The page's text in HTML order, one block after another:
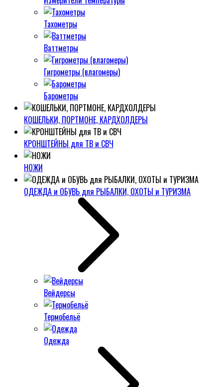
Тахометры
Ваттметры
Гигрометры (влагомеры)
Барометры
КОШЕЛЬКИ, ПОРТМОНЕ, КАРДХОЛДЕРЫ
КРОНШТЕЙНЫ для ТВ и СВЧ
НОЖИ
ОДЕЖДА и ОБУВЬ для РЫБАЛКИ, ОХОТЫ и ТУРИЗМА
Вейдерсы
Термобельё
Одежда